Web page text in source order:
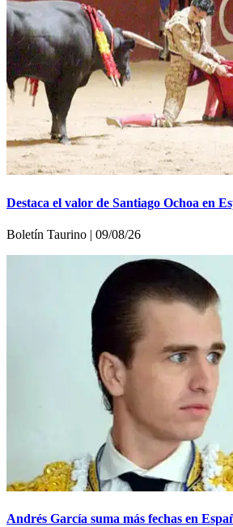
Destaca el valor de Santiago Ochoa en
Boletí­n Taurino | 09/08/26
Andrés García suma más fechas en